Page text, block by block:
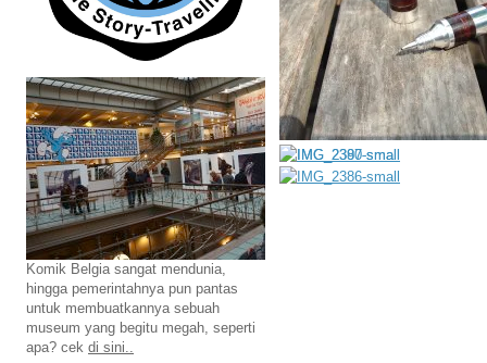
Komik Belgia sangat mendunia,
hingga pemerintahnya pun pantas
untuk membuatkannya sebuah
museum yang begitu megah, seperti
apa? cek di sini..